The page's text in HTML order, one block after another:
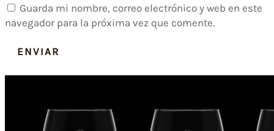
Guarda mi nombre, correo electrónico y web en este
navegador para la próxima vez que comente.